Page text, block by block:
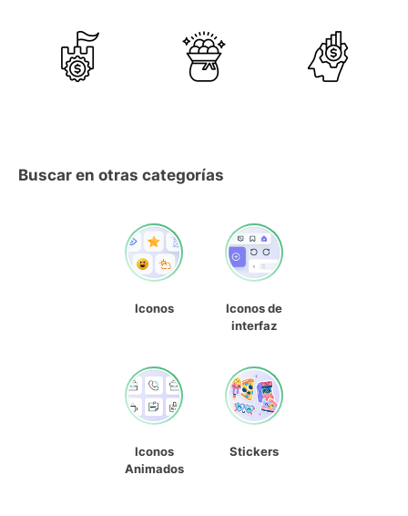
Buscar en otras categorías
Iconos
Iconos de
interfaz
Iconos
Animados
Stickers